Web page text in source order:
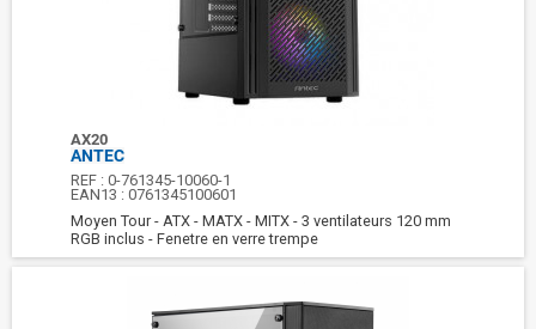
AX20
ANTEC
REF :0-761345-10060-1
EAN13 :0761345100601
Moyen Tour - ATX - MATX - MITX - 3 ventilateurs 120 mm
RGB inclus - Fenetre en verre trempe